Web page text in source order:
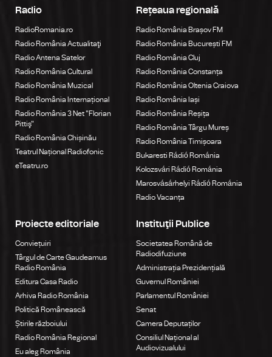
Radio
RadioRomania.ro
Radio România Actualitaţi
Radio Antena Satelor
Radio România Cultural
Radio România Muzical
Radio România Internațional
Radio România 3 Net "Florian
Pittiş"
Radio România Chișinău
Teatrul Național Radiofonic
eTeatru.ro
Rețeaua regională
Radio România Brașov FM
Radio România București FM
Radio România Cluj
Radio România Constanța
Radio România Oltenia Craiova
Radio România Iași
Radio România Reșița
Radio România Târgu Mureș
Radio România Timișoara
Bukaresti Rádió Románia
Kolozsvári Rádió Románia
Marosvásárhelyi Rádió Románia
Radio Vacanța
Proiecte editoriale
Conviețuiri
Târgul de Carte Gaudeamus
Radio România
Editura Casa Radio
Arhiva Radio România
Politică Românească
Știrile războiului
Radio România Regional
Eu aleg România
Instituţii Publice
Societatea Română de
Radiodifuziune
Administrația Prezidențială
Guvernul României
Parlamentul României
Senat
Camera Deputaților
Consiliul Național al
Audiovizualului